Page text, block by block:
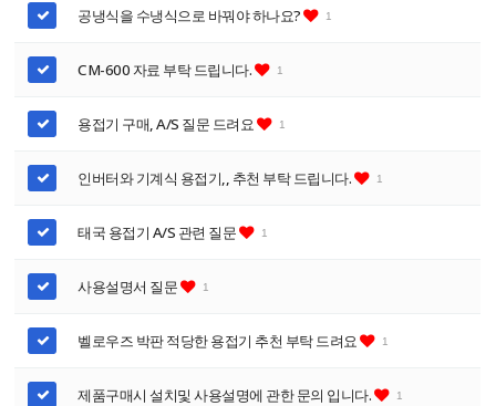
공냉식을 수냉식으로 바꿔야 하나요? 1
CM-600 자료 부탁 드립니다. 1
용접기 구매, A/S 질문 드려요 1
인버터와 기계식 용접기,, 추천 부탁 드립니다. 1
태국 용접기 A/S 관련 질문 1
사용설명서 질문 1
벨로우즈 박판 적당한 용접기 추천 부탁 드려요 1
제품구매시 설치및 사용설명에 관한 문의 입니다. 1